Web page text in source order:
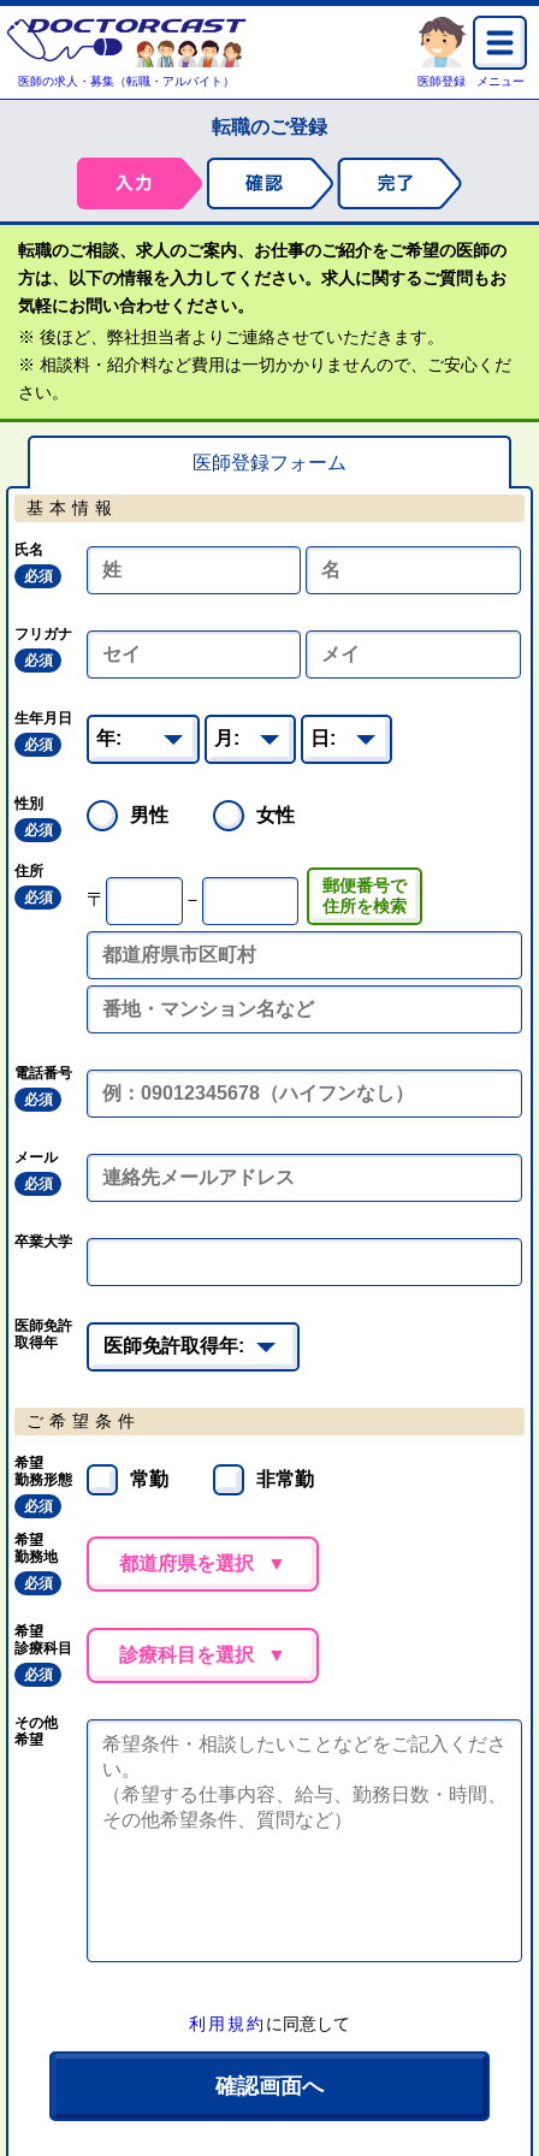
医師の求人・募集（転職・アルバイト） 医師登録 メニュー
転職のご登録
転職のご相談、求人のご案内、お仕事のご紹介をご希望の医師の
方は、以下の情報を入力してください。求人に関するご質問もお
気軽にお問い合わせください。
※ 後ほど、弊社担当者よりご連絡させていただきます。
※ 相談料・紹介料など費用は一切かかりませんので、ご安心くだ
さい。
医師登録フォーム
基本情報
氏名
必須
フリガナ
必須
生年月日
必須
性別
必須
男性 女性
住所
必須
〒 －
郵便番号で
住所を検索
電話番号
必須
メール
必須
卒業大学
医師免許
取得年
ご希望条件
希望
勤務形態
必須
常勤 非常勤
希望
勤務地
必須
都道府県を選択
希望
診療科目
必須
診療科目を選択
その他
希望
利用規約 に同意して
確認画面へ